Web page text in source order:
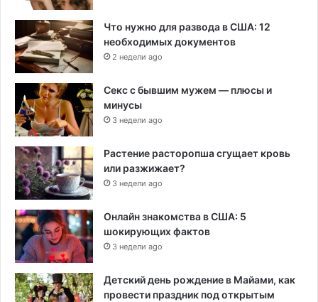
Что нужно для развода в США: 12
необходимых документов
2 недели ago
Секс с бывшим мужем — плюсы и
минусы
3 недели ago
Растение расторопша сгущает кровь
или разжижает?
3 недели ago
Онлайн знакомства в США: 5
шокирующих фактов
3 недели ago
Детский день рождение в Майами, как
провести праздник под открытым